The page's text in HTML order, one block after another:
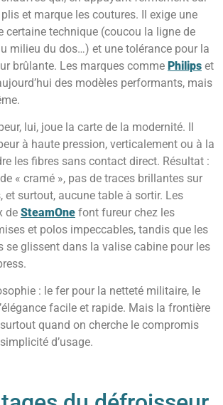
et marque les coutures. Il exige une
certaine technique (coucou la ligne de
milieu du dos…) et une tolérance pour la
brûlante. Les marques comme Philips et
des modèles performants, mais
lui, joue la carte de la modernité. Il
à haute pression, verticalement ou à la
les fibres sans contact direct. Résultat :
« cramé », pas de traces brillantes sur
et surtout, aucune table à sortir. Les
de SteamOne font fureur chez les
et polos impeccables, tandis que les
se glissent dans la valise cabine pour les
: le fer pour la netteté militaire, le
facile et rapide. Mais la frontière
surtout quand on cherche le compromis
d’usage.